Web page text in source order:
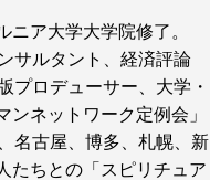
ア大学大学院修了。
サルタント、経済評論
プロデューサー、大学・
ネットワーク定例会」
名古屋、博多、札幌、新
たちとの「スピリチュア